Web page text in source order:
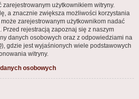
użytkownikiem witryny.
a znacznie zwiększa możliwości korzystania
zarejestrowanym użytkownikom nadać
rejestracją zapoznaj się z naszym
danych osobowych oraz z odpowiedziami na
gdzie jest wyjaśnionych wiele podstawowych
witryny.
osobowych